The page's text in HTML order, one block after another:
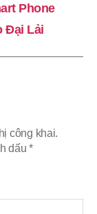
Phone
Đại Lải
công khai.
dấu*